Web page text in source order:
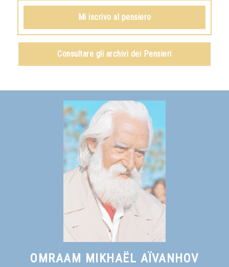
ottenuto sarà talmente stabile che nessuno potrà togliervelo». E
dovete sapere che tutto ciò che si ottiene attraverso procedimenti
magici – ed è vero che ne esistono alcuni di una certa efficacia – non
credeva di possedere, poiché non lo si è ottenuto dall'interno grazie a
Che cos'è un Maestro Spirituale, capitolo I
Mi iscrivo al pensiero
Consultare gli archivi dei Pensieri
OMRAAM MIKHAËL AÏVANHOV